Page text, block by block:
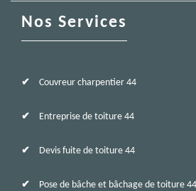
Nos Services
Couvreur charpentier 44
Entreprise de toiture 44
Devis fuite de toiture 44
Pose de bâche et bâchage de toiture 44